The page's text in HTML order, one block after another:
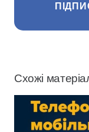
Схожі